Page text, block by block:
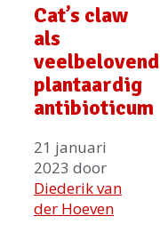
Cat’s claw
als
veelbelovend
plantaardig
antibioticum
21 januari
2023 door
Diederik van
der Hoeven